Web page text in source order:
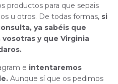
productos para que sepais
u otros. De todas formas, si
ya sabéis que
y que Virginia
e intentaremos
Aunque sí que os pedimos